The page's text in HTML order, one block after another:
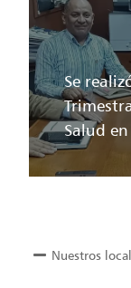
Se
Salud
Nuestros